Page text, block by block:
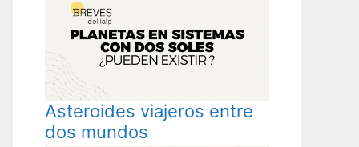
Asteroides viajeros entre
dos mundos